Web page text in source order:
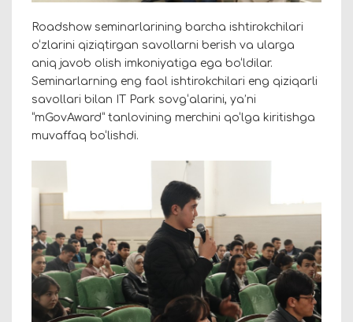
Roadshow seminarlarining barcha ishtirokchilari
o‘zlarini qiziqtirgan savollarni berish va ularga
aniq javob olish imkoniyatiga ega bo‘ldilar.
Seminarlarning eng faol ishtirokchilari eng qiziqarli
savollari bilan IT Park sovg‘alarini, ya’ni
“mGovAward” tanlovining merchini qo‘lga kiritishga
muvaffaq bo‘lishdi.